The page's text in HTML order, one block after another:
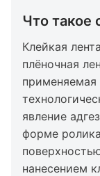
Что такое
Клейкая
плёночная
применяемая
явление
форме
нанесением